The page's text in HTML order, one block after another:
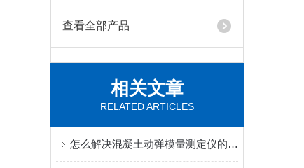
查看全部产品
相关文章
RELATED ARTICLES
怎么解决混凝土动弹模量测定仪的故障问题